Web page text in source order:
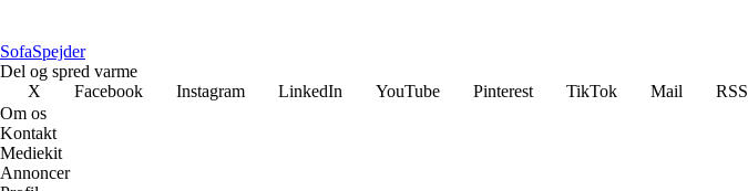
SofaSpejder
Del og spred varme
X
Facebook Instagram LinkedIn YouTube Pinterest TikTok Mail
RSS
Om os
Kontakt
Mediekit
Annoncer